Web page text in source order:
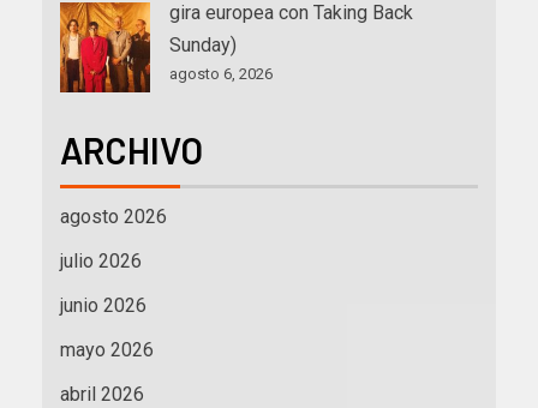
gira europea con Taking Back
Sunday)
agosto 6, 2026
ARCHIVO
agosto 2026
julio 2026
junio 2026
mayo 2026
abril 2026